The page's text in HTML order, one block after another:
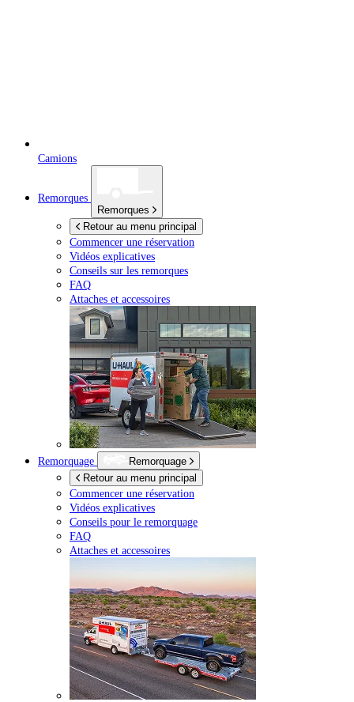
Camions
Remorques
Remorques
Retour au menu principal
Commencer une réservation
Vidéos explicatives
Conseils sur les remorques
FAQ
Attaches et accessoires
Remorquage
Remorquage
Retour au menu principal
Commencer une réservation
Vidéos explicatives
Conseils pour le remorquage
FAQ
Attaches et accessoires